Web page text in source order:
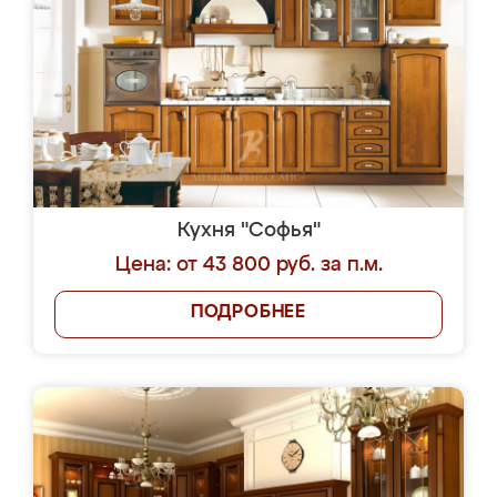
Кухня "Софья"
Цена: от 43 800 руб. за п.м.
ПОДРОБНЕЕ